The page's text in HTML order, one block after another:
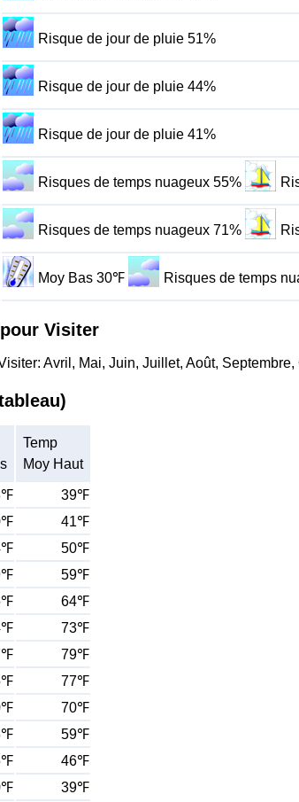
Risque de jour de pluie 51%
Risque de jour de pluie 44%
Risque de jour de pluie 41%
Risques de temps nuageux 55%
Risques de temps nuageux 71%
Moy Bas 30℉ Risques de temps
Visiter
Avril, Mai, Juin, Juillet, Août, Septembre,
Temp
Moy Haut
39℉
41℉
50℉
59℉
64℉
73℉
79℉
77℉
70℉
59℉
46℉
39℉